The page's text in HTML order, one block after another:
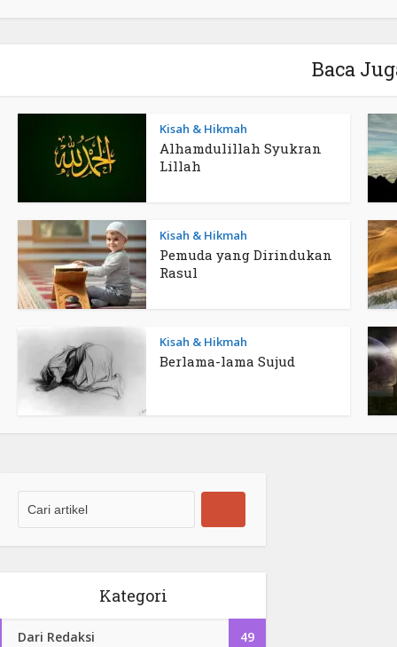
Baca
Kisah & Hikmah
Alhamdulillah Syukran
Lillah
Kisah & Hikmah
Pemuda yang Dirindukan
Rasul
Kisah & Hikmah
Berlama-lama Sujud
Kategori
Dari Redaksi 49